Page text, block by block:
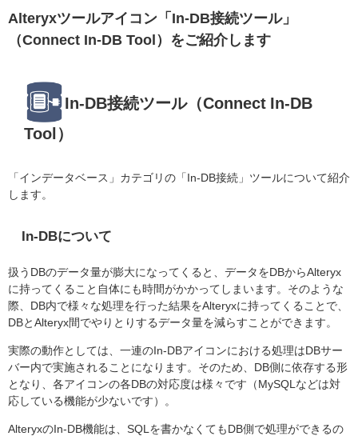
Alteryxツールアイコン「In-DB接続ツール」
（Connect In-DB Tool）をご紹介します
In-DB接続ツール（Connect In-DB
Tool）
「インデータベース」カテゴリの「 In-DB接続」ツールについて紹介
します。
In-DBについて
扱うDBのデータ量が膨大になってくると、データをDBからAlteryx
に持ってくること自体にも時間がかかってしまいます。そのような
際、DB内で様々な処理を行った結果をAlteryxに持ってくることで、
DBとAlteryx間でやりとりするデータ量を減らすことができます。
実際の動作としては、一連のIn-DBアイコンにおける処理はDBサー
バー内で実施されることになります。そのため、DB側に依存する形
となり、各アイコンの各DBの対応度は様々です（MySQLなどは対
応している機能が少ないです）。
AlteryxのIn-DB機能は、SQLを書かなくてもDB側で処理ができるの